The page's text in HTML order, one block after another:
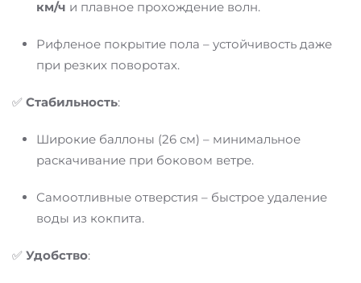
км/ч и плавное прохождение волн.
Рифленое покрытие пола – устойчивость даже
при резких поворотах.
✅ Стабильность:
Широкие баллоны (26 см) – минимальное
раскачивание при боковом ветре.
Самоотливные отверстия – быстрое удаление
воды из кокпита.
✅ Удобство: